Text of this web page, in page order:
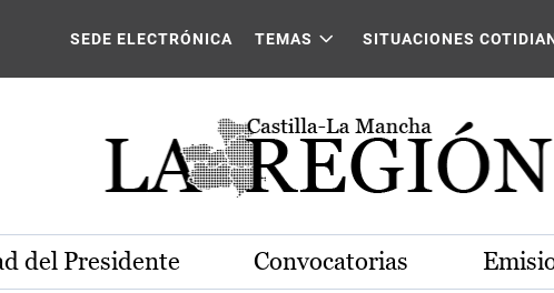
SEDE ELECTRÓNICA TEMAS SITUACIONES
del Presidente Convocatorias